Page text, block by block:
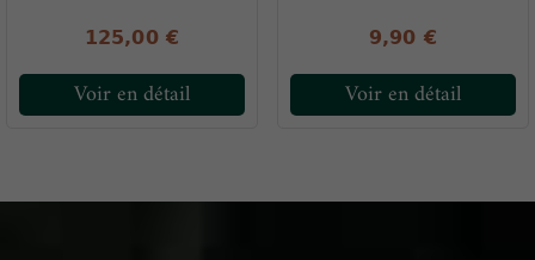
125,00 €
Voir en détail
9,90 €
Voir en détail